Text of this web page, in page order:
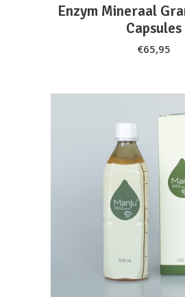
Enzym Mineraal
Capsules
€65,95
READ MORE